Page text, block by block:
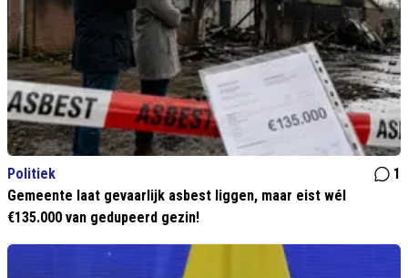
Politiek
1
Gemeente laat gevaarlijk asbest liggen, maar eist wél
€135.000 van gedupeerd gezin!